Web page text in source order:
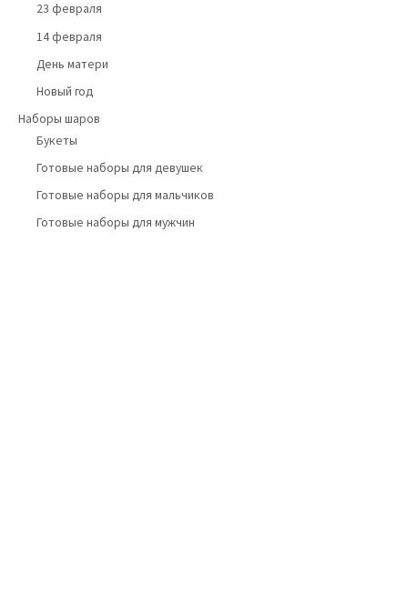
23 февраля
14 февраля
День матери
Новый год
Наборы шаров
Букеты
Готовые наборы для девушек
Готовые наборы для мальчиков
Готовые наборы для мужчин